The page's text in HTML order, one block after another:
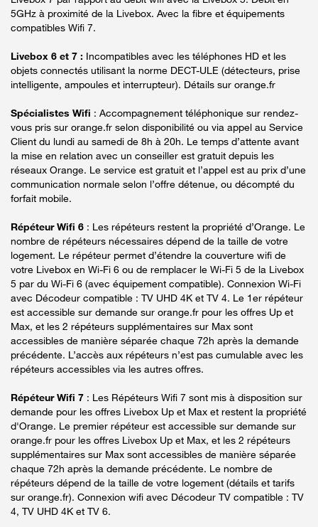
5GHz à proximité de la Livebox. Avec la fibre et équipements
compatibles Wifi 7.
Livebox 6 et 7 : Incompatibles avec les téléphones HD et les
objets connectés utilisant la norme DECT-ULE (détecteurs, prise
intelligente, ampoules et interrupteur). Détails sur orange.fr
Spécialistes Wifi : Accompagnement téléphonique sur rendez-
vous pris sur orange.fr selon disponibilité ou via appel au Service
Client du lundi au samedi de 8h à 20h. Le temps d’attente avant
la mise en relation avec un conseiller est gratuit depuis les
réseaux Orange. Le service est gratuit et l’appel est au prix d’une
communication normale selon l’offre détenue, ou décompté du
forfait mobile.
Répéteur Wifi 6 : Les répéteurs restent la propriété d’Orange. Le
nombre de répéteurs nécessaires dépend de la taille de votre
logement. Le répéteur permet d’étendre la couverture wifi de
votre Livebox en Wi-Fi 6 ou de remplacer le Wi-Fi 5 de la Livebox
5 par du Wi-Fi 6 (avec équipement compatible). Connexion Wi-Fi
avec Décodeur compatible : TV UHD 4K et TV 4. Le 1er répéteur
est accessible sur demande sur orange.fr pour les offres Up et
Max, et les 2 répéteurs supplémentaires sur Max sont
accessibles de manière séparée chaque 72h après la demande
précédente. L’accès aux répéteurs n’est pas cumulable avec les
répéteurs accessibles via les autres offres.
Répéteur Wifi 7 : Les Répéteurs Wifi 7 sont mis à disposition sur
demande pour les offres Livebox Up et Max et restent la propriété
d'Orange. Le premier répéteur est accessible sur demande sur
orange.fr pour les offres Livebox Up et Max, et les 2 répéteurs
supplémentaires sur Max sont accessibles de manière séparée
chaque 72h après la demande précédente. Le nombre de
répéteurs dépend de la taille de votre logement (détails et tarifs
sur orange.fr). Connexion wifi avec Décodeur TV compatible : TV
4, TV UHD 4K et TV 6.